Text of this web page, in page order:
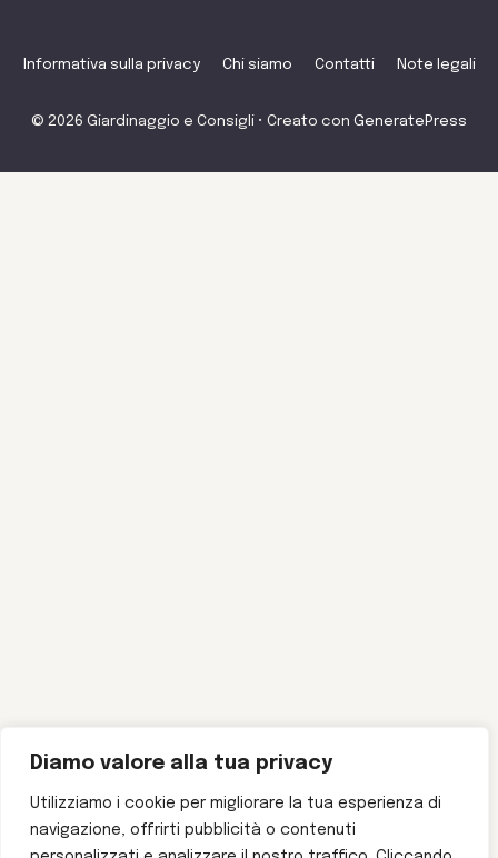
Diamo valore alla tua privacy
Utilizziamo i cookie per migliorare la tua esperienza di
navigazione, offrirti pubblicità o contenuti
Informativa sulla privacy Chi siamo Contatti Note legali
© 2026 Giardinaggio e Consigli • Creato con GeneratePress